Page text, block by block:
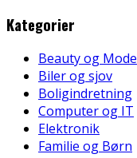
Kategorier
Beauty og Mode
Biler og sjov
Boligindretning
Computer og IT
Elektronik
Familie og Børn